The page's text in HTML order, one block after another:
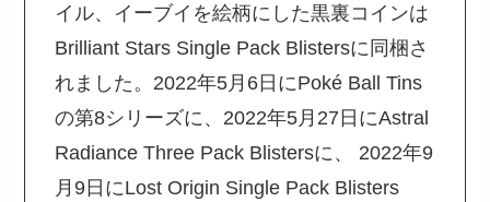
イル、イーブイを絵柄にした黒裏コインは
Brilliant Stars Single Pack Blistersに同梱さ
れました。2022年5月6日にPoké Ball Tins
の第8シリーズに、2022年5月27日にAstral
Radiance Three Pack Blistersに、 2022年9
月9日にLost Origin Single Pack Blisters